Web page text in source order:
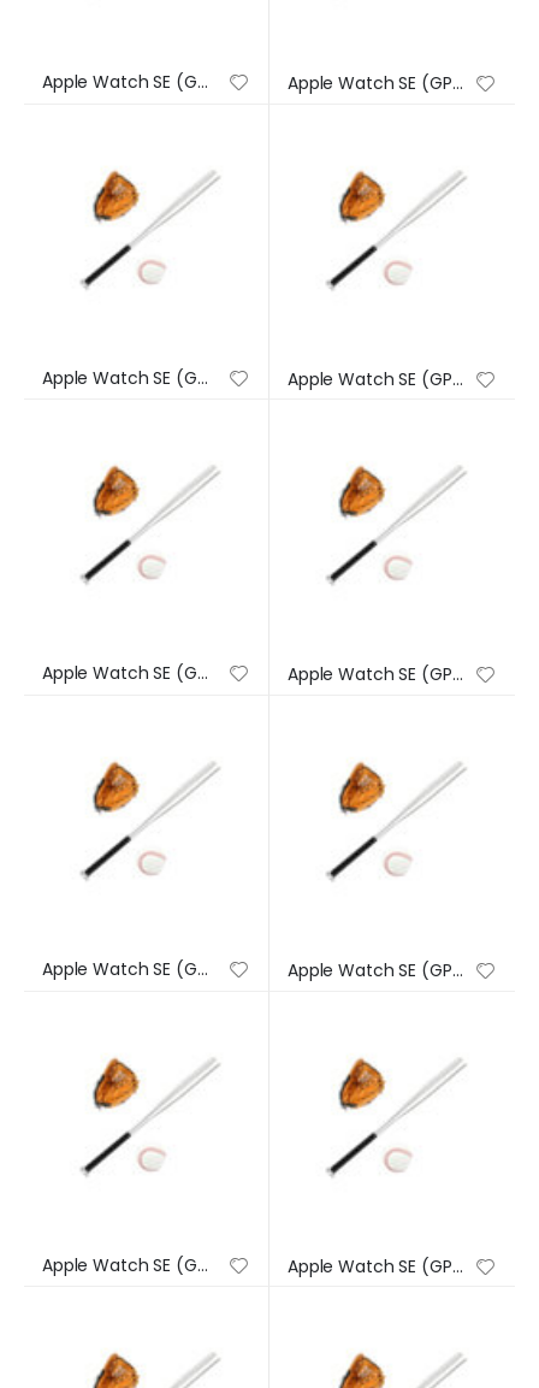
Apple Watch SE (GPS) – Caja de aluminio en plata de 44 mm – Correa deportiva en color abismo – Talla única Apple Watch SE (GPS) – Caja de aluminio en plata de 44 mm – Correa deportiva en color abismo – Talla única
Apple Watch SE (GPS) – Caja de aluminio en plata de 44 mm – Correa deportiva en color abismo – Talla única Apple Watch SE (GPS) – Caja de aluminio en plata de 44 mm – Correa deportiva en color abismo – Talla única
Apple Watch SE (GPS) – Caja de aluminio en plata de 44 mm – Correa deportiva en color abismo – Talla única Apple Watch SE (GPS) – Caja de aluminio en plata de 44 mm – Correa deportiva en color abismo – Talla única
Apple Watch SE (GPS) – Caja de aluminio en plata de 44 mm – Correa deportiva en color abismo – Talla única Apple Watch SE (GPS) – Caja de aluminio en plata de 44 mm – Correa deportiva en color abismo – Talla única
Apple Watch SE (GPS) – Caja de aluminio en plata de 44 mm – Correa deportiva en color abismo – Talla única Apple Watch SE (GPS) – Caja de aluminio en plata de 44 mm – Correa deportiva en color abismo – Talla única